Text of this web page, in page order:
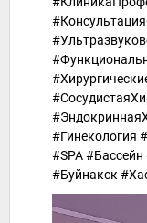
#Гинекология
#SPA
#Буйнакск